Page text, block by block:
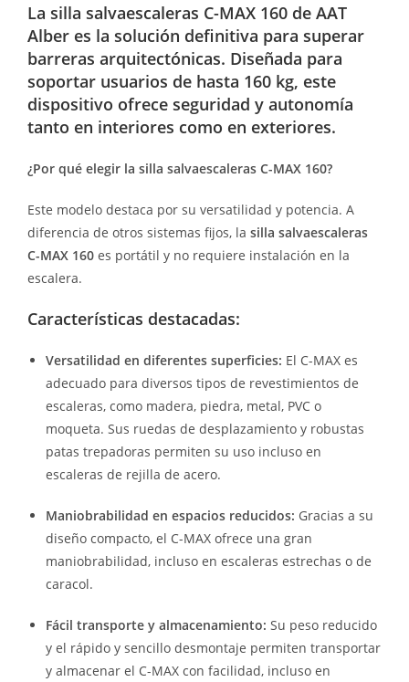
La silla salvaescaleras C-MAX 160 de AAT
Alber es la solución definitiva para superar
barreras arquitectónicas. Diseñada para
soportar usuarios de hasta 160 kg, este
dispositivo ofrece seguridad y autonomía
tanto en interiores como en exteriores.
¿Por qué elegir la silla salvaescaleras C-MAX 160?
Este modelo destaca por su versatilidad y potencia. A
diferencia de otros sistemas fijos, la silla salvaescaleras
C-MAX 160 es portátil y no requiere instalación en la
escalera.
Características destacadas:
Versatilidad en diferentes superficies: El C-MAX es
adecuado para diversos tipos de revestimientos de
escaleras, como madera, piedra, metal, PVC o
moqueta. Sus ruedas de desplazamiento y robustas
patas trepadoras permiten su uso incluso en
escaleras de rejilla de acero.
Maniobrabilidad en espacios reducidos: Gracias a su
diseño compacto, el C-MAX ofrece una gran
maniobrabilidad, incluso en escaleras estrechas o de
caracol.
Fácil transporte y almacenamiento: Su peso reducido
y el rápido y sencillo desmontaje permiten transportar
y almacenar el C-MAX con facilidad, incluso en